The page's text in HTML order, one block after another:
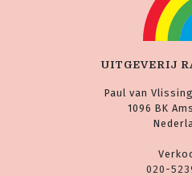
UITGEVERIJ
Paul van
1096 BK
020-